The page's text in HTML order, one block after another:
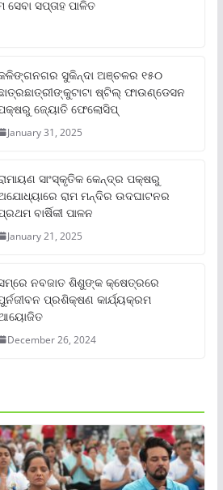
ସପ୍ତାହ ପାଳିତ
ସୁକିନ୍ଦା ଅଞ୍ଚଳର ୧୫୦
ଷ୍ଟିଲ୍ ଫାଉଣ୍ଡେସନ
ଜ୍ୟୋତି ଫେଲୋସିପ୍‌
January 31, 2025
ସାଂସ୍କୃତିକ କେନ୍ଦ୍ର ପକ୍ଷରୁ
ରାମ ମନ୍ଦିର ଉଦଘାଟନର
ବାର୍ଷିକୀ ପାଳନ
January 21, 2025
ନବଜାତ ଶିଶୁଙ୍କ କ୍ଷେତ୍ରରେ
ପ୍ରଶିକ୍ଷଣ କାର୍ଯ୍ୟକ୍ରମ
December 26, 2024